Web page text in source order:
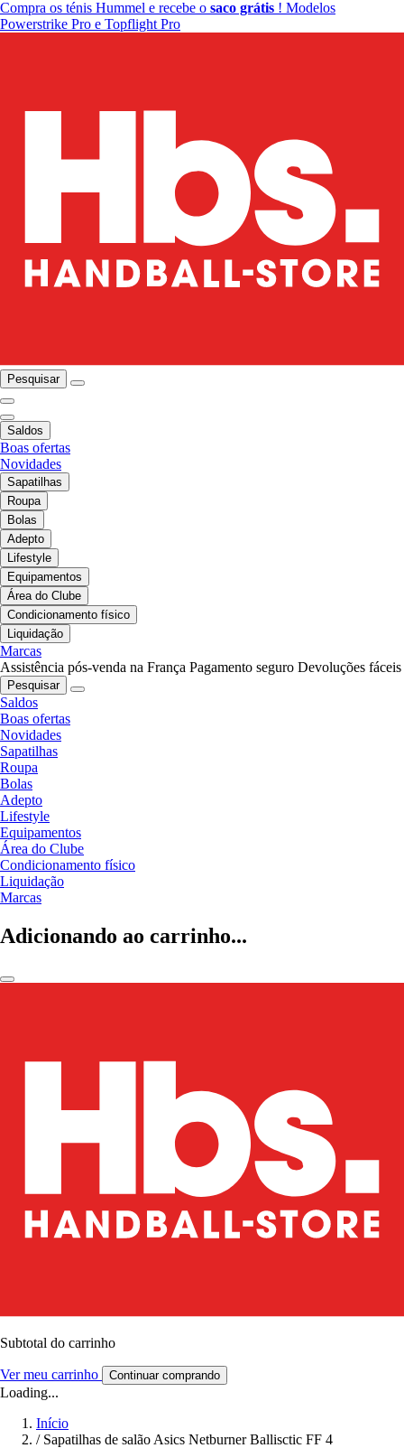
Compra os ténis Hummel e recebe o saco grátis ! Modelos
Powerstrike Pro e Topflight Pro
Pesquisar
Saldos
Boas ofertas
Novidades
Sapatilhas
Roupa
Bolas
Adepto
Lifestyle
Equipamentos
Área do Clube
Condicionamento físico
Liquidação
Marcas
Assistência pós-venda na França Pagamento seguro Devoluções fáceis
Pesquisar
Saldos
Boas ofertas
Novidades
Sapatilhas
Roupa
Bolas
Adepto
Lifestyle
Equipamentos
Área do Clube
Condicionamento físico
Liquidação
Marcas
Adicionando ao carrinho...
Subtotal do carrinho
Ver meu carrinho Continuar comprando
Loading...
Início
/ Sapatilhas de salão Asics Netburner Ballisctic FF 4